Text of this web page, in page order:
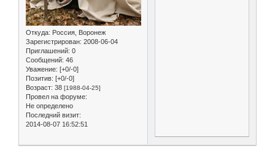
Откуда: Россия, Воронеж
Зарегистрирован: 2008-06-04
Приглашений: 0
Сообщений: 46
Уважение: [+0/-0]
Позитив: [+0/-0]
Возраст: 38 [1988-04-25]
Провел на форуме:
Не определено
Последний визит:
2014-08-07 16:52:51